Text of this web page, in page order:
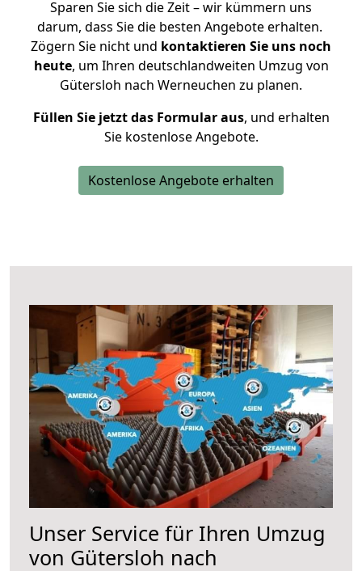
Sparen Sie sich die Zeit – wir kümmern uns
darum, dass Sie die besten Angebote erhalten.
Zögern Sie nicht und kontaktieren Sie uns noch
heute, um Ihren deutschlandweiten Umzug von
Gütersloh nach Werneuchen zu planen.
Füllen Sie jetzt das Formular aus, und erhalten
Sie kostenlose Angebote.
Kostenlose Angebote erhalten
Unser Service für Ihren Umzug
von Gütersloh nach